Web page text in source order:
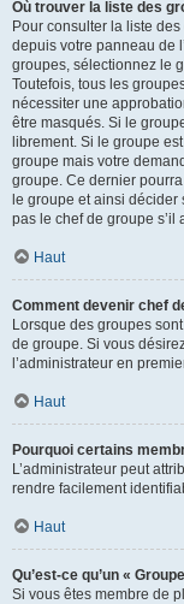
Où trouver la liste des
Pour consulter la liste
depuis votre panneau de
groupes, sélectionnez le
Toutefois, tous les
nécessiter une
être masqués. Si le
librement. Si le groupe
groupe mais votre
groupe. Ce dernier
le groupe et ainsi décider
pas le chef de groupe
Haut
Comment devenir chef
Lorsque des groupes
de groupe. Si vous
l’administrateur en
Haut
Pourquoi certains
L’administrateur peut
rendre facilement
Haut
Qu’est-ce qu’un «
Si vous êtes membre de